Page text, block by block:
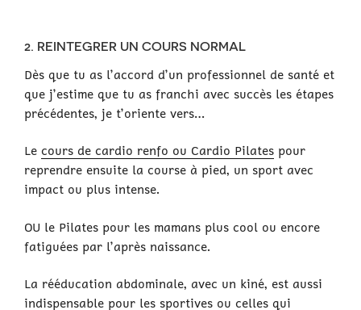
2. REINTEGRER UN COURS NORMAL
Dès que tu as l’accord d’un professionnel de santé et
que j’estime que tu as franchi avec succès les étapes
précédentes, je t’oriente vers…
Le cours de cardio renfo ou Cardio Pilates pour
reprendre ensuite la course à pied, un sport avec
impact ou plus intense.
OU le Pilates pour les mamans plus cool ou encore
fatiguées par l’après naissance.
La rééducation abdominale, avec un kiné, est aussi
indispensable pour les sportives ou celles qui